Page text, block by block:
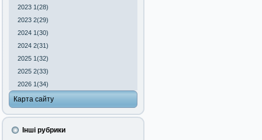
2023 1(28)
2023 2(29)
2024 1(30)
2024 2(31)
2025 1(32)
2025 2(33)
2026 1(34)
Карта сайту
Інші рубрики